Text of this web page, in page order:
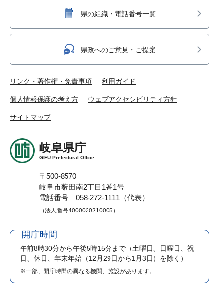
県の組織・電話番号一覧
県政へのご意見・ご提案
リンク・著作権・免責事項 利用ガイド
個人情報保護の考え方 ウェブアクセシビリティ方針
サイトマップ
岐阜県庁
GIFU Prefectural Office
〒500-8570
岐阜市薮田南2丁目1番1号
電話番号 058-272-1111（代表）
（法人番号4000020210005）
開庁時間
午前8時30分から午後5時15分まで （土曜日、日曜日、祝
日、休日、年末年始（12月29日から1月3日）を除く）
※一部、開庁時間の異なる機関、施設があります。